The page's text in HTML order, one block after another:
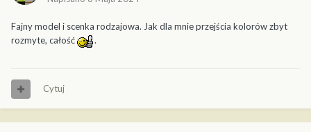
Fajny model i scenka rodzajowa. Jak dla mnie przejścia kolorów zbyt
rozmyte, całość
.
Cytuj